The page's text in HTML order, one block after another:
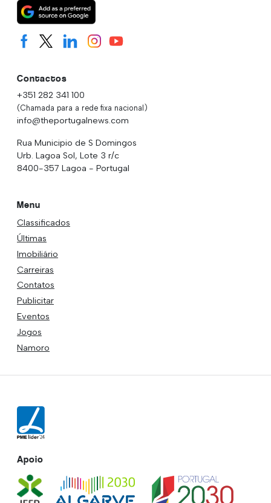
Contactos
+351 282 341 100
(Chamada para a rede fixa nacional)
info@theportugalnews.com
Rua Municipio de S Domingos
Urb. Lagoa Sol, Lote 3 r/c
8400-357 Lagoa - Portugal
Menu
Classificados
Últimas
Imobiliário
Carreiras
Contatos
Publicitar
Eventos
Jogos
Namoro
Apoio